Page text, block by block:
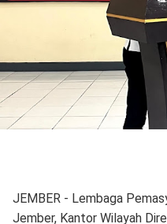
JEMBER - Lembaga
Jember, Kantor Wilayah